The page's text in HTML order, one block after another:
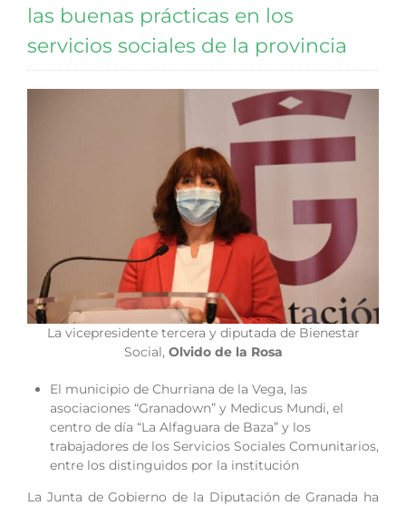
las buenas prácticas en los
servicios sociales de la provincia
La vicepresidente tercera y diputada de Bienestar
Social, Olvido de la Rosa
El municipio de Churriana de la Vega, las
asociaciones “Granadown” y Medicus Mundi, el
centro de día “La Alfaguara de Baza” y los
trabajadores de los Servicios Sociales Comunitarios,
entre los distinguidos por la institución
La Junta de Gobierno de la Diputación de Granada ha